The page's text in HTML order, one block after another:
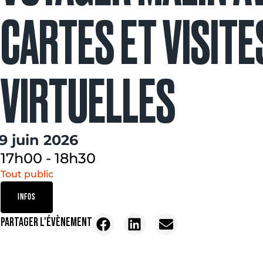
CARTES ET
VIRTUELLES
juin 2026
17h00 - 18h30
Tout public
INFOS
PARTAGER L'ÉVÈNEMENT